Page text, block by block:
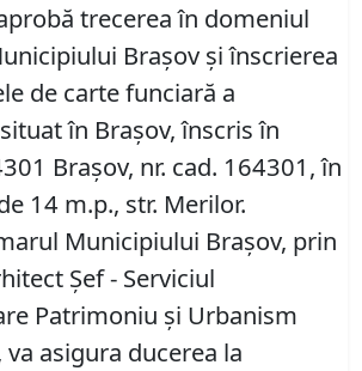
trecerea în domeniul
Braşov şi înscrierea
de carte funciară a
în Braşov, înscris în
Brașov, nr. cad. 164301, în
14 m.p., str. Merilor.
Municipiului Braşov, prin
Şef - Serviciul
Patrimoniu şi Urbanism
asigura ducerea la